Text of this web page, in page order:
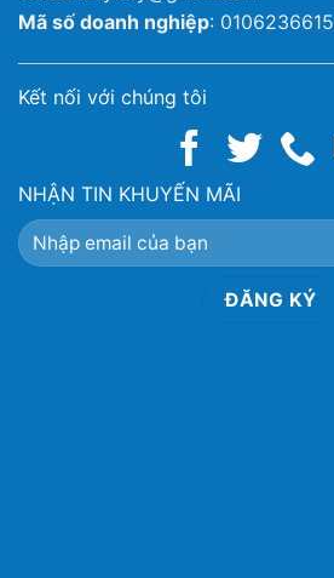
Mã số doanh nghiệp: 0106236615
Kết nối với chúng tôi
NHẬN TIN KHUYẾN MÃI